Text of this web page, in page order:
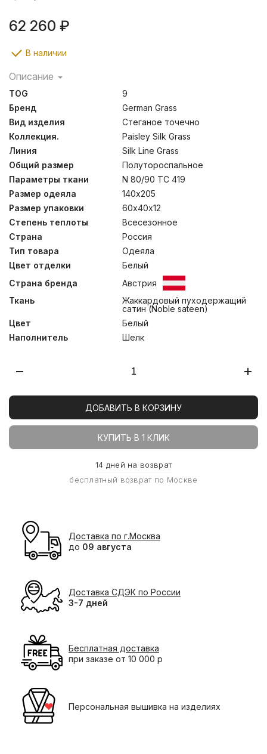
62 260 ₽
В наличии
Описание
Paisley Silk Grass – это лимитированная коллекция
подушек и одеял, изготовленных вручную из
натурального шелкового наполнителя высшего
качества Mulberry. Ткань изделий – жаккардовый
сатин высокой плотности цвета белого жемчуга из
100% Egyptian COTTON. Ручной процесс изготовления
позволяет тщательно контролировать качество
производства на каждом этапе, что вкупе с
прекрасными материалами определяет высокий
уровень изделий. Мы не рекомендуем стирать одеяла
и подушки, допускается только сухая чистка изделий.
TOG
9
Бренд
German Grass
Вид изделия
Стеганое точечно
Коллекция.
Paisley Silk Grass
Линия
Silk Line Grass
Общий размер
Полутороспальное
Параметры ткани
N 80/90 TC 419
Размер одеяла
140х205
Размер упаковки
60х40х12
Степень теплоты
Всесезонное
Страна
Россия
Тип товара
Одеяла
Цвет отделки
Белый
Страна бренда
Австрия
Ткань
Жаккардовый пуходержащий
сатин (Noble sateen)
Цвет
Белый
Наполнитель
Шелк
ДОБАВИТЬ В КОРЗИНУ
КУПИТЬ В 1 КЛИК
14 дней на возврат
бесплатный возврат по Москве
Доставка по г.Москва
до 09 августа
Доставка СДЭК по России
3-7 дней
Бесплатная доставка
при заказе от 10 000 р
Персональная вышивка на изделиях